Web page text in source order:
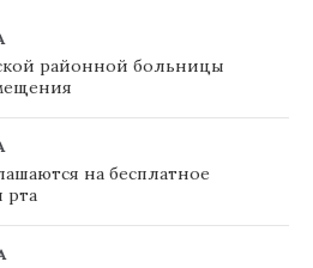
районной больницы
на бесплатное
рта